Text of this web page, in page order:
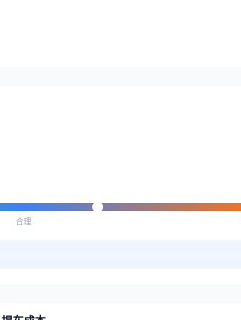
合理